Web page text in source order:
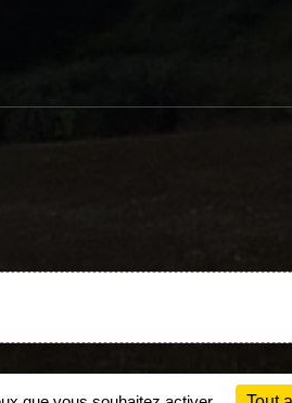
Gestion des cookies